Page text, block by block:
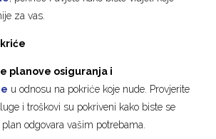
za vas.
planove osiguranja i
u odnosu na pokriće koje nude. Provjerite
i troškovi su pokriveni kako biste se
odgovara vašim potrebama.